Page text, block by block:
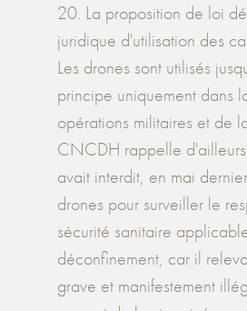
20. La proposition de loi
juridique d'utilisation des
Les drones sont utilisés
principe uniquement dans
opérations militaires et de
CNCDH rappelle
avait interdit, en mai
drones pour surveiller le
sécurité sanitaire
déconfinement, car il
grave et manifestement